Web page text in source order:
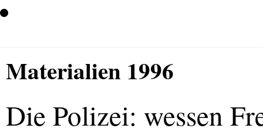
Materialien 1996
Die Polizei: wessen